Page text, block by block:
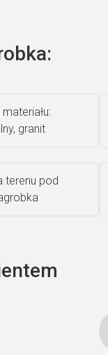
granit
terenu pod